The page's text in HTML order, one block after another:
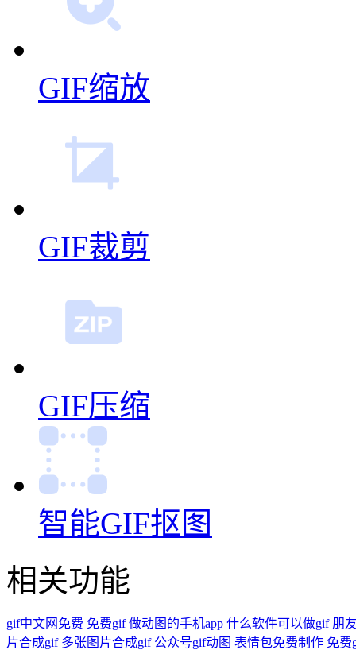
GIF缩放
GIF裁剪
GIF压缩
智能GIF抠图
相关功能
gif中文网免费 免费gif 做动图的手机app 什么软件可以做gif 朋
片合成gif 多张图片合成gif 公众号gif动图 表情包免费制作 免费